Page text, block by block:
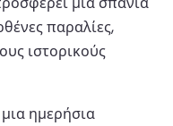
παραλίες,
ιστορικούς
μια ημερήσια